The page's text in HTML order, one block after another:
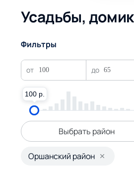
Усадьбы,
Фильтры
100 р.
100 р.
Выбрать район
Оршанский район